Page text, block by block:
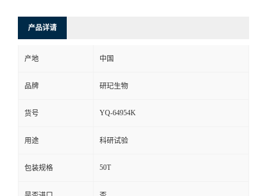
产品详请
产地 中国
品牌 研玘生物
货号 YQ-64954K
用途 科研试验
包装规格 50T